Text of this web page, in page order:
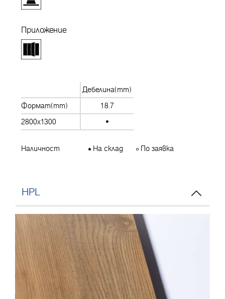
Приложение
Дебелина(mm)
Формат(mm)
18.7
2800x1300
Наличност На склад По заявка
HPL